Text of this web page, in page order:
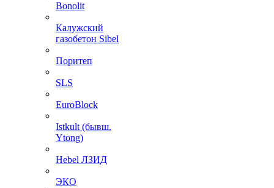
Bonolit
Калужский
газобетон Sibel
Поритеп
SLS
EuroBlock
Istkult (бывш.
Ytong)
Hebel ЛЗИД
ЭКО